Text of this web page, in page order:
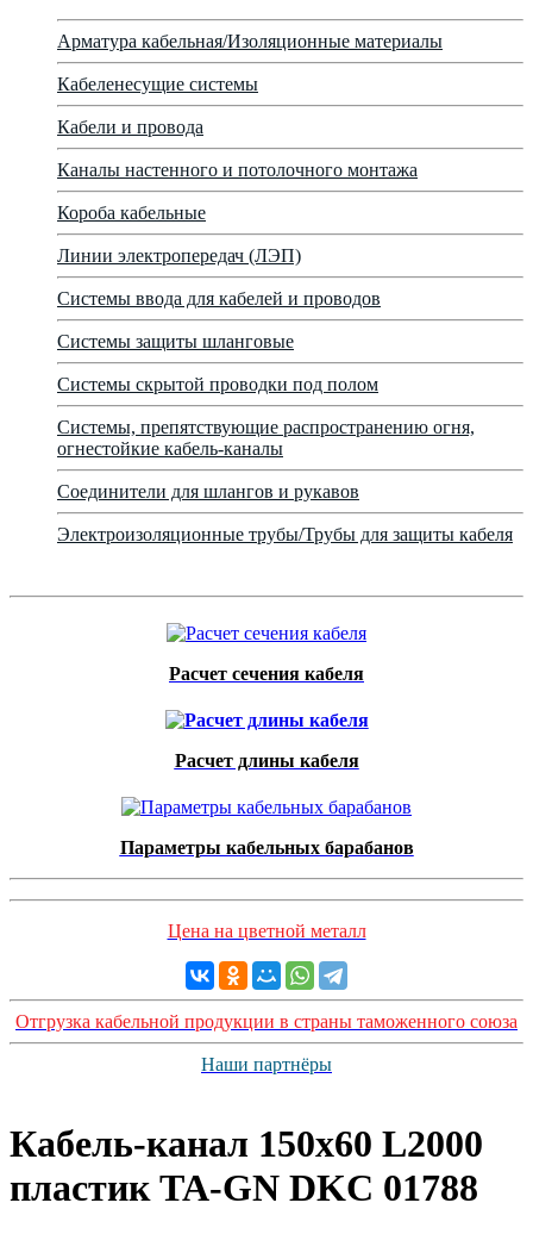
Арматура кабельная/Изоляционные материалы
Кабеленесущие системы
Кабели и провода
Каналы настенного и потолочного монтажа
Короба кабельные
Линии электропередач (ЛЭП)
Системы ввода для кабелей и проводов
Системы защиты шланговые
Системы скрытой проводки под полом
Системы, препятствующие распространению огня,
огнестойкие кабель-каналы
Соединители для шлангов и рукавов
Электроизоляционные трубы/Трубы для защиты кабеля
Расчет сечения кабеля
Расчет длины кабеля
Параметры кабельных барабанов
Цена на цветной металл
Отгрузка кабельной продукции в страны таможенного союза
Наши партнёры
Кабель-канал 150х60 L2000
пластик TA-GN DKC 01788